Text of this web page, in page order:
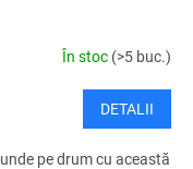
În stoc (>5 buc.)
DETALII
pe drum cu această